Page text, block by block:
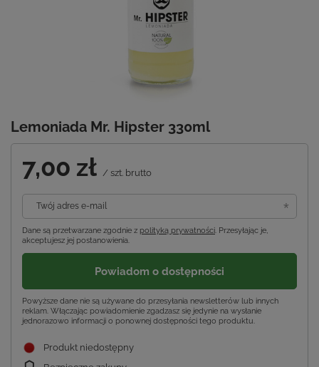
Lemoniada Mr. Hipster 330ml
7,00 zł / szt. brutto
Twój adres e-mail
Dane są przetwarzane zgodnie z polityką prywatności. Przesyłając je,
akceptujesz jej postanowienia.
Powiadom o dostępności
Powyższe dane nie są używane do przesyłania newsletterów lub innych
reklam. Włączając powiadomienie zgadzasz się jedynie na wysłanie
jednorazowo informacji o ponownej dostępności tego produktu.
Produkt niedostępny